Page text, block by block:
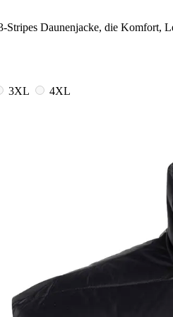
Stripes Daunenjacke, die Komfort,
3XL
4XL